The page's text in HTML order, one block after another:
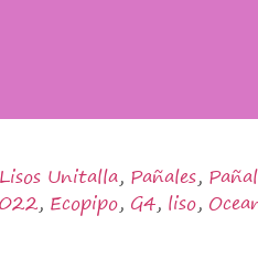
Lisos Unitalla, Pañales,
, Ecopipo, G4, liso,